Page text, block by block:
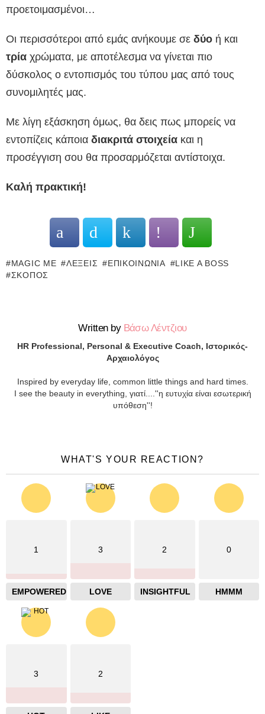
προετοιμασμένοι…
Οι περισσότεροι από εμάς ανήκουμε σε δύο ή και
τρία χρώματα, με αποτέλεσμα να γίνεται πιο
δύσκολος ο εντοπισμός του τύπου μας από τους
συνομιλητές μας.
Με λίγη εξάσκηση όμως, θα δεις πως μπορείς να
εντοπίζεις κάποια διακριτά στοιχεία και η
προσέγγιση σου θα προσαρμόζεται αντίστοιχα.
Καλή πρακτική!
MAGIC ME ΛΈΞΕΙΣ ΕΠΙΚΟΙΝΩΝΊΑ
LIKE A BOSS
ΣΚΟΠΌΣ
Written by Βάσω Λέντζιου
ΗR Professional, Personal & Executive Coach, Ιστορικός-
Αρχαιολόγος
Inspired by everyday life, common little things and hard times.
Ι see the beauty in everything, γιατί....''η ευτυχία είναι εσωτερική
υπόθεση''!
WHAT'S YOUR REACTION?
1
EMPOWERED
3
LOVE
2
INSIGHTFUL
0
HMMM
3 2